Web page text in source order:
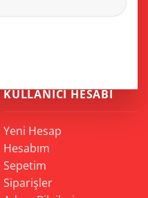
KULLANICI HESABI
Yeni Hesap
Hesabım
Sepetim
Siparişler